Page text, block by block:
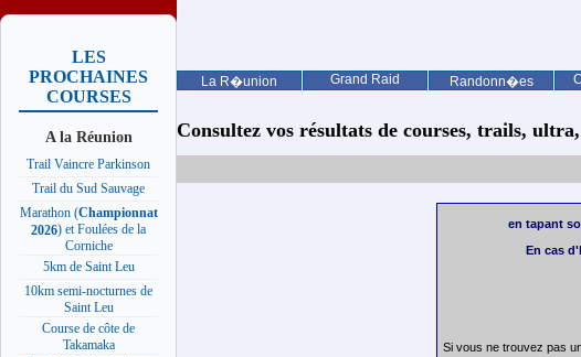
La R�union Grand Raid Randonn�es
LES
PROCHAINES
COURSES
A la Réunion
Trail Vaincre Parkinson
Trail du Sud Sauvage
Marathon (Championnat
2026) et Foulées de la
Corniche
5km de Saint Leu
10km semi-nocturnes de
Saint Leu
Course de côte de
Takamaka
Consultez vos résultats de courses, trails,
en tapant
En cas
Si vous ne trouvez pas